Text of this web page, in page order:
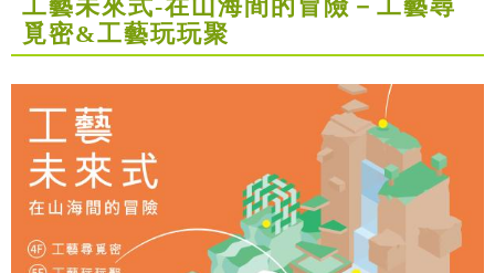
工藝未來式-在山海間的冒險－工藝尋
覓密&工藝玩玩聚